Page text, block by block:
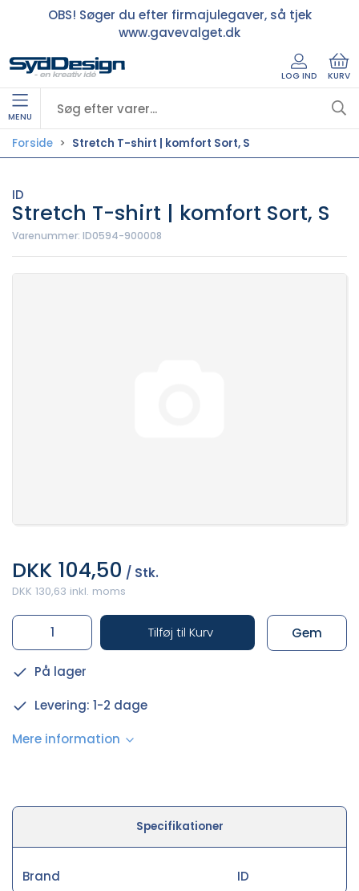
OBS! Søger du efter firmajulegaver, så tjek
www.gavevalget.dk
LOG IND KURV
MENU
Forside Stretch T-shirt | komfort Sort, S
ID
Stretch T-shirt | komfort Sort, S
Varenummer: ID0594-900008
DKK 104,50 / Stk.
DKK 130,63 inkl. moms
Tilføj til Kurv Gem
På lager
Levering: 1-2 dage
Mere information
Specifikationer
Brand ID